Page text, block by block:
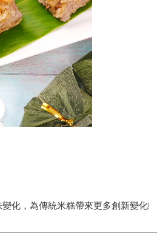
化，為傳統米糕帶來更多創新變化!